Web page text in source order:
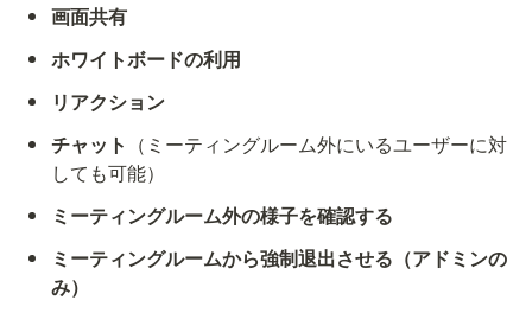
画面共有
ホワイトボードの利用
リアクション
チャット （ミーティングルーム外にいるユーザーに対
しても可能）
ミーティングルーム外の様子を確認する
ミーティングルームから強制退出させる（アドミンの
み）